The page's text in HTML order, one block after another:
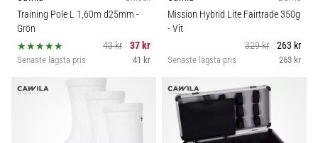
kraft
varje
beröring.
för
Training Pole L 1,60m d25mm -
Grön
43 kr
37 kr
Senaste lägsta pris 41 kr
Mission Hybrid Lite Fairtrade 350g
- Vit
329 kr
263 kr
Senaste lägsta pris 263 kr